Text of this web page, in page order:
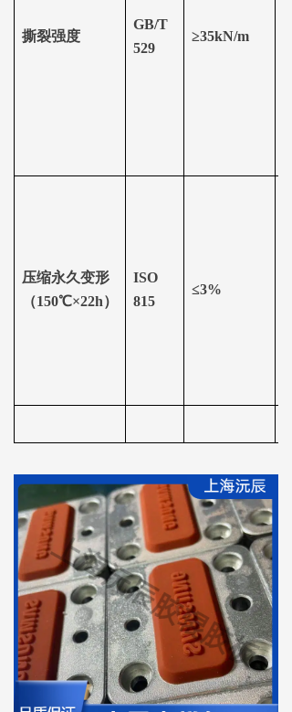
撕裂强度
GB/T
529
≥35kN/m
压缩永久变形
（150℃×22h）
ISO
815
≤3%